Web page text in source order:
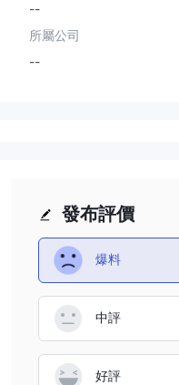
--
所屬公司
--
發布評價
爆料
中評
好評